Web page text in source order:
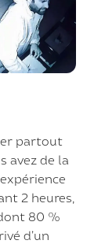
partout
avez de la
2 heures,
80 %
d’un